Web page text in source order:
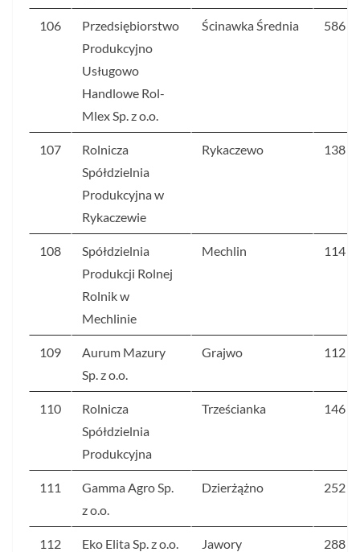
106
Przedsiębiorstwo
Produkcyjno
Usługowo
Handlowe Rol-
Mlex Sp. z o.o.
Ścinawka Średnia 586
107
Rolnicza
Spółdzielnia
Produkcyjna w
Rykaczewie
Rykaczewo 138
108
Spółdzielnia
Produkcji Rolnej
Rolnik w
Mechlinie
Mechlin 114
109
Aurum Mazury
Sp. z o.o.
Grajwo 112
110
Rolnicza
Spółdzielnia
Produkcyjna
Trześcianka 146
111
Gamma Agro Sp.
z o.o.
Dzierżążno 252
112 Eko Elita Sp. z o.o. Jawory 288